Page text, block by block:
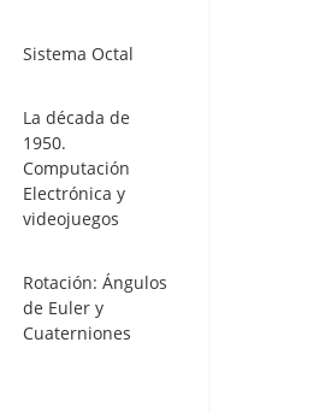
Sistema Octal
La década de
1950.
Computación
Electrónica y
videojuegos
Rotación: Ángulos
de Euler y
Cuaterniones